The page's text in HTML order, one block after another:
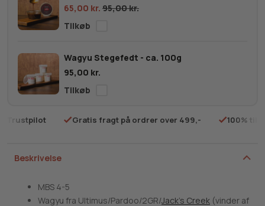
Beskrivelse
MBS 4-5
Wagyu fra Ultimus/Pardoo/2GR/Jack’s Creek (vinder af
65,00 kr. 95,00kr.
Wagyu Stegefedt - ca. 100g
95,00 kr.
Trustpilot Gratis fragt på ordrer over 499,- 100%